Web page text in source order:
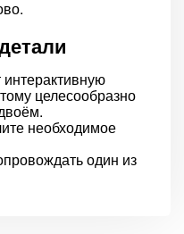
интерактивную
целесообразно
необходимое
один из